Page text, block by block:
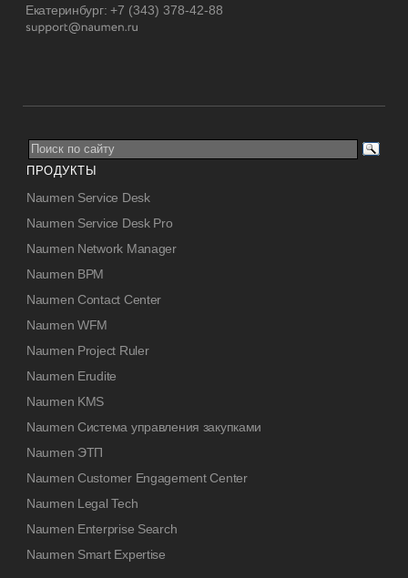
Екатеринбург:+7 (343) 378-42-88
ПРОДУКТЫ
Naumen Service Desk
Naumen Service Desk Pro
Naumen Network Manager
Naumen BPM
Naumen Contact Center
Naumen WFM
Naumen Project Ruler
Naumen Erudite
Naumen KMS
Naumen Система управления закупками
Naumen ЭТП
Naumen Customer Engagement Center
Naumen Legal Tech
Naumen Enterprise Search
Naumen Smart Expertise